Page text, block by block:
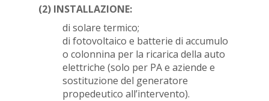
(2) INSTALLAZIONE:
di solare termico;
di fotovoltaico e batterie di accumulo
o colonnina per la ricarica della auto
elettriche (solo per PA e aziende e
sostituzione del generatore
propedeutico all’intervento).